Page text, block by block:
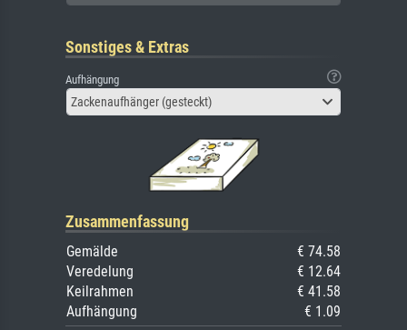
Sonstiges & Extras
Aufhängung
Zackenaufhänger (gesteckt)
Zusammenfassung
Gemälde
€ 74.58
Veredelung
€ 12.64
Keilrahmen
€ 41.58
Aufhängung
€ 1.09